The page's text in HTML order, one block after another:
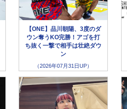
【ONE】品川朝陽、3度のダ
ウン奪うKO完勝！アゴを打
ち抜く一撃で相手は壮絶ダウ
ン
（2026年07月31日UP）